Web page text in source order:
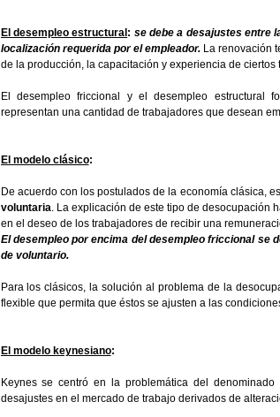
El desempleo estructural : se debe a desajustes entre
localización requerida por el empleador. La renovación
de la producción, la capacitación y experiencia de
El desempleo friccional y el desempleo estructural
representan una cantidad de trabajadores que desean
El modelo clásico:
De acuerdo con los postulados de la economía clásica,
voluntaria. La explicación de este tipo de desocupación
en el deseo de los trabajadores de recibir una
El desempleo por encima del desempleo friccional se
de voluntario.
Para los clásicos, la solución al problema de la
flexible que permita que éstos se ajusten a las
El modelo keynesiano:
Keynes se centró en la problemática del denominado
desajustes en el mercado de trabajo derivados de